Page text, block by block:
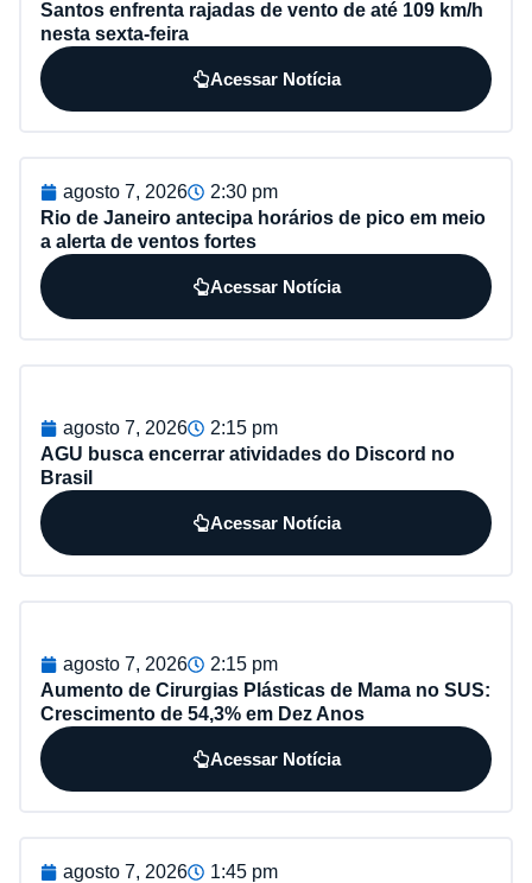
Santos enfrenta rajadas de vento de até 109 km/h
nesta sexta-feira
Acessar Notícia
agosto 7, 2026
2:30 pm
Rio de Janeiro antecipa horários de pico em meio
a alerta de ventos fortes
Acessar Notícia
agosto 7, 2026
2:15 pm
AGU busca encerrar atividades do Discord no
Brasil
Acessar Notícia
agosto 7, 2026
2:15 pm
Aumento de Cirurgias Plásticas de Mama no SUS:
Crescimento de 54,3% em Dez Anos
Acessar Notícia
agosto 7, 2026
1:45 pm